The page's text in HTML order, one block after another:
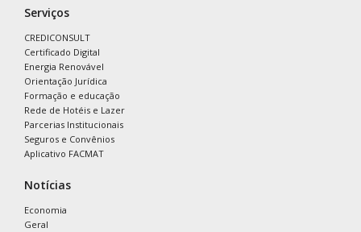
Serviços
CREDICONSULT
Certificado Digital
Energia Renovável
Orientação Jurídica
Formação e educação
Rede de Hotéis e Lazer
Parcerias Institucionais
Seguros e Convênios
Aplicativo FACMAT
Notícias
Economia
Geral